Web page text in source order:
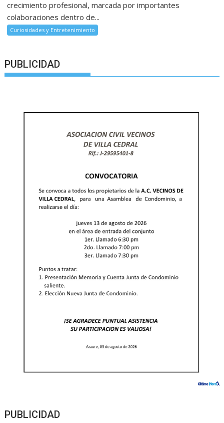
crecimiento profesional, marcada por importantes
colaboraciones dentro de...
Curiosidades y Entretenimiento
PUBLICIDAD
PUBLICIDAD